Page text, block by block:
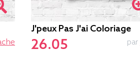
J'peux Pas J'ai Coloriage
26.05 par